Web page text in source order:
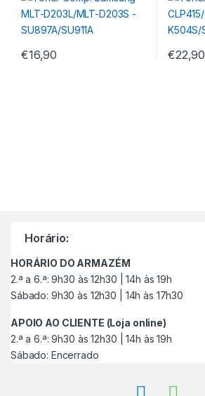
€16,90 €22,90
Horário:
HORÁRIO DO ARMAZÉM
2.ª a 6.ª: 9h30 às 12h30 | 14h às 19h
Sábado: 9h30 às 12h30 | 14h às 17h30
APOIO AO CLIENTE (Loja online)
2.ª a 6.ª: 9h30 às 12h30 | 14h às 19h
Sábado: Encerrado